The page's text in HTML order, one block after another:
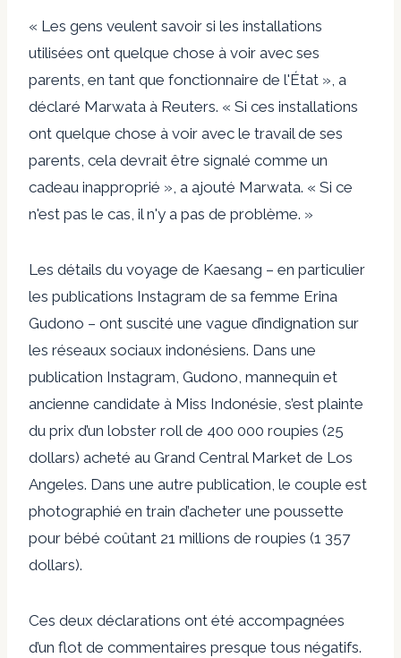
« Les gens veulent savoir si les installations
utilisées ont quelque chose à voir avec ses
parents, en tant que fonctionnaire de l'État », a
déclaré Marwata à Reuters. « Si ces installations
ont quelque chose à voir avec le travail de ses
parents, cela devrait être signalé comme un
cadeau inapproprié », a ajouté Marwata. « Si ce
n'est pas le cas, il n'y a pas de problème. »
Les détails du voyage de Kaesang – en particulier
les publications Instagram de sa femme Erina
Gudono – ont suscité une vague d’indignation sur
les réseaux sociaux indonésiens. Dans une
publication Instagram, Gudono, mannequin et
ancienne candidate à Miss Indonésie, s’est plainte
du prix d’un lobster roll de 400 000 roupies (25
dollars) acheté au Grand Central Market de Los
Angeles. Dans une autre publication, le couple est
photographié en train d’acheter une poussette
pour bébé coûtant 21 millions de roupies (1 357
dollars).
Ces deux déclarations ont été accompagnées
d’un flot de commentaires presque tous négatifs.